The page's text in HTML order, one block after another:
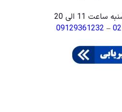
11 الی 20
–
09129361232